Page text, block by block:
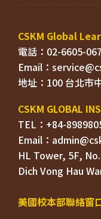
電話：02-6605-
Email：
TEL：+84-
HL Tower, 5F,
Dich Vong Hau
美國校本部聯絡窗